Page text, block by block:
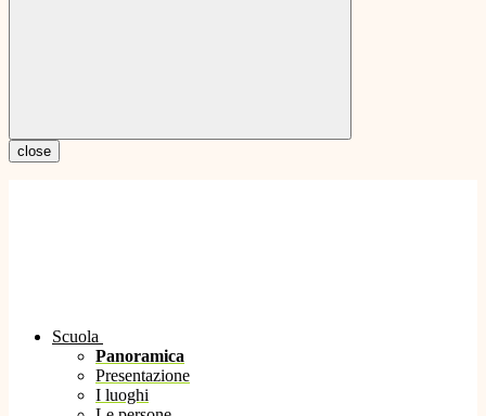
close
Scuola
Panoramica
Presentazione
I luoghi